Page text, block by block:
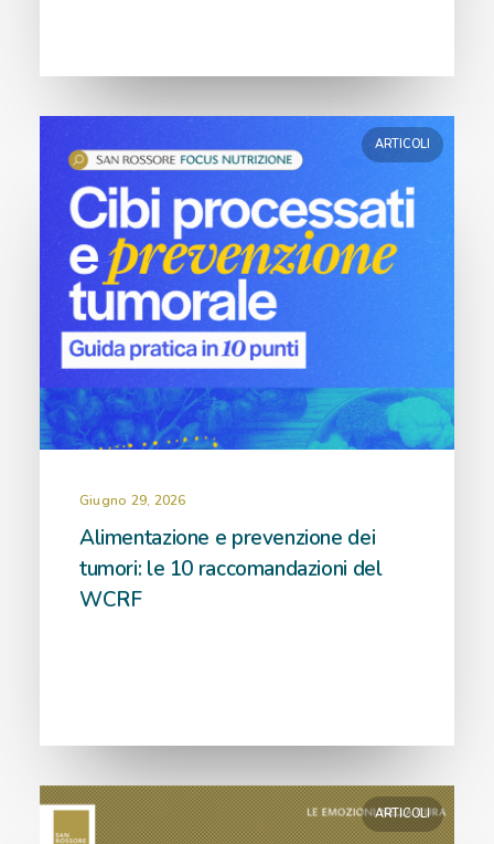
ARTICOLI
Giugno 29, 2026
Alimentazione e prevenzione dei
tumori: le 10 raccomandazioni del
WCRF
ARTICOLI